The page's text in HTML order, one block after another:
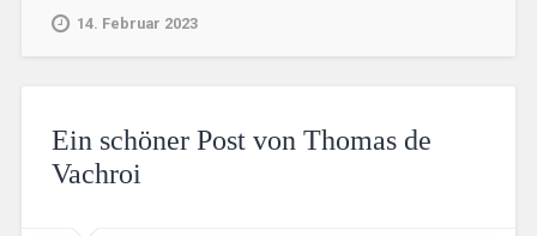
14. Februar 2023
Ein schöner Post von Thomas de
Vachroi